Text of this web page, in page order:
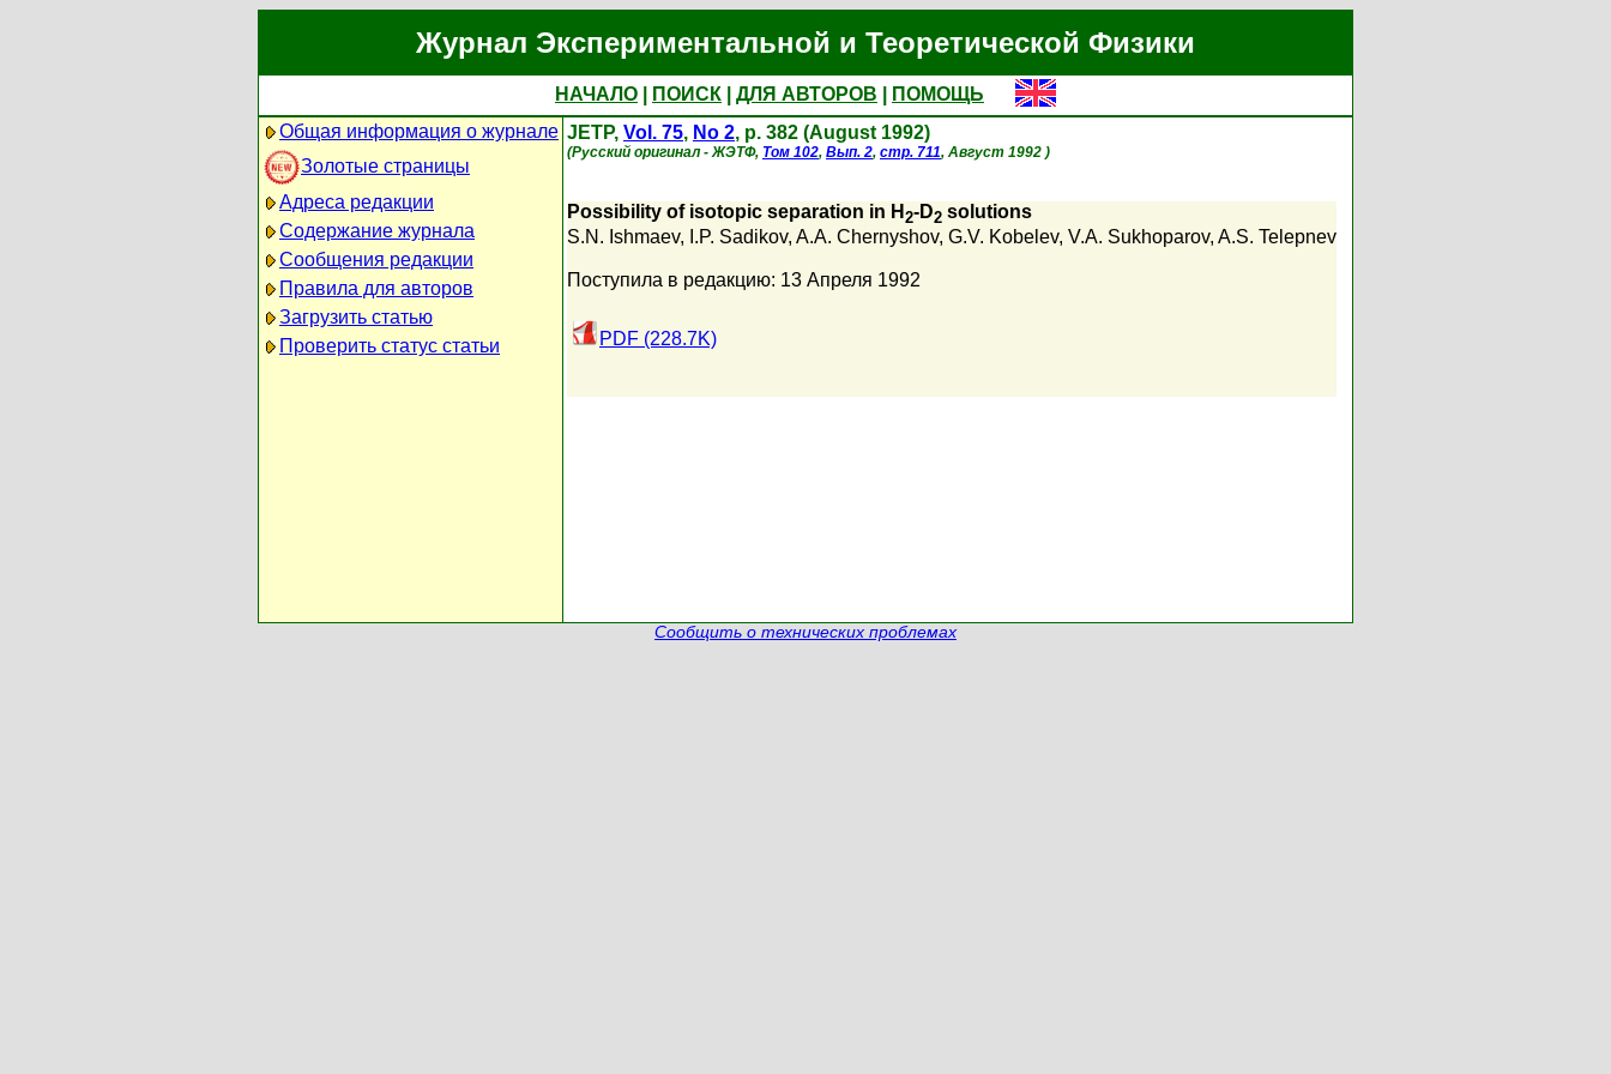
Журнал Экспериментальной и Теоретической Физики
НАЧАЛО ПОИСК ДЛЯ АВТОРОВ
ПОМОЩЬ
Общая информация о журнале
Золотые страницы
Адреса редакции
Содержание журнала
Сообщения редакции
Правила для авторов
Загрузить статью
Проверить статус статьи
JETP, Vol. 75, No 2, p. 382 (August 1992)
(Русский оригинал - ЖЭТФ, Том 102, Вып. 2, стр. 711, Август 1992 )
Possibility of isotopic separation in H 2-D2 solutions
S.N. Ishmaev, I.P. Sadikov, A.A. Chernyshov, G.V. Kobelev, V.A. Sukhoparov, A.S. Telepnev
Поступила в редакцию: 13 Апреля 1992
PDF (228.7K)
Сообщить о технических проблемах